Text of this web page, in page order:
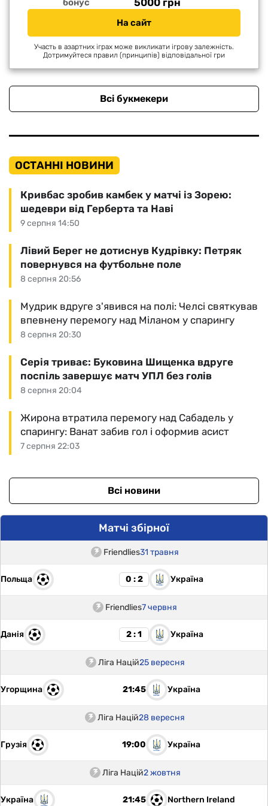
бонус
На сайт
Участь в азартних іграх може викликати ігрову залежність.
Дотримуйтеся правил (принципів) відповідальної гри
Всі букмекери
ОСТАННІ НОВИНИ
9 серпня 14:50
Кривбас зробив камбек у матчі із Зорею:
шедеври від Герберта та Наві
8 серпня 20:56
Лівий Берег не дотиснув Кудрівку: Петряк
повернувся на футбольне поле
8 серпня 20:30
Мудрик вдруге з'явився на полі: Челсі святкував
впевнену перемогу над Міланом у спарингу
8 серпня 20:04
Серія триває: Буковина Шищенка вдруге
поспіль завершує матч УПЛ без голів
7 серпня 22:03
Жирона втратила перемогу над Сабадель у
спарингу: Ванат забив гол і оформив асист
Всі новини
Матчі збірної
Friendlies31 травня
Польща 0 : 2 Україна
Friendlies7 червня
Данія 2 : 1 Україна
Ліга Націй25 вересня
Угорщина 21:45 Україна
Ліга Націй28 вересня
Грузія 19:00 Україна
Ліга Націй2 жовтня
Україна 21:45 Northern Ireland